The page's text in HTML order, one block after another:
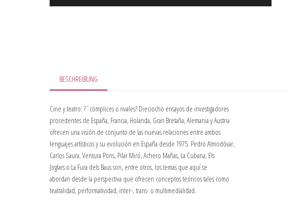
BESCHREIBUNG
Cine y teatro: ?`cómplices o rivales? Dieciocho ensayos de investigadores
procedentes de España, Francia, Holanda, Gran Bretaña, Alemania y Austria
ofrecen una visión de conjunto de las nuevas relaciones entre ambos
lenguajes artísticos y su evolución en España desde 1975. Pedro Almodóvar,
Carlos Saura, Ventura Pons, Pilar Miró, Achero Mañas, La Cubana, Els
Joglars o La Fura dels Baus son, entre otros, los temas que aquí se
abordan desde la perspectiva que ofrecen conceptos teóricos tales como
teatralidad, performatividad, inter-, trans- o multimedialidad.